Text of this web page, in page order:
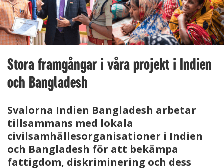
Stora framgångar i våra projekt i Indien
och Bangladesh
Svalorna Indien Bangladesh arbetar
tillsammans med lokala
civilsamhällesorganisationer i Indien
och Bangladesh för att bekämpa
fattigdom, diskriminering och dess